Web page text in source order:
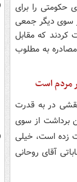
با نهادهای حکومتی را برای
سوی دیگر جمعی
کردند که مقابل
مصادره به مطلوب
مردم است
در به قدرت
برداشت از سوی
زده است، خیلی
نفر از ۳۱ رؤسای ستاد انتخاباتی آقای روحانی